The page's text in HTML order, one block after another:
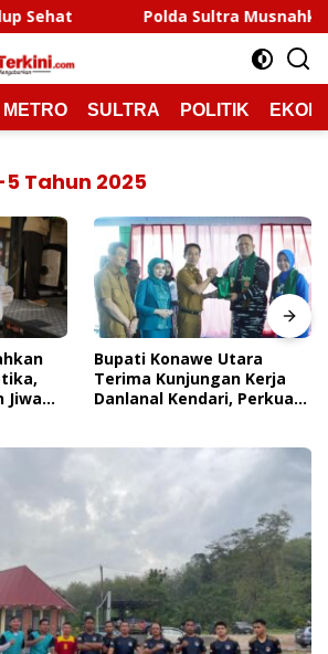
Musnahkan 5,4 Kilogram
METRO SULTRA POLITIK
Tahun 2025
Jiwa
Bupati Konawe Utara
Terima Kunjungan Kerja
Danlanal Kendari, Perkuat